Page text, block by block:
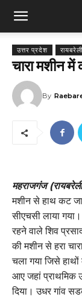
उत्तर प्रदेश रायबरेली
चारा मशीन में
By
महराजगंज
मशीन से हाथ कट
सीएचसी लाया
रहने वाले शिव
की मशीन से हरा
चला गया जिसे
आए जहां प्राथमिक
दिया। उधर गांव